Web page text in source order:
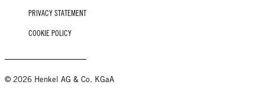
PRIVACY STATEMENT
COOKIE POLICY
© 2026 Henkel AG & Co. KGaA